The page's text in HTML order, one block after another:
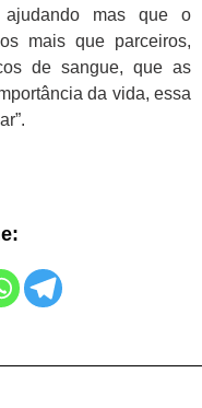
ajudando mas que o
mais que parceiros,
de sangue, que as
da vida, essa